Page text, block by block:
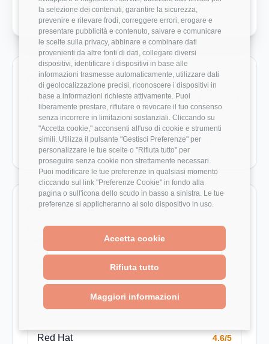
la selezione dei contenuti, garantire la sicurezza,
prevenire e rilevare frodi, correggere errori, erogare e
presentare pubblicità e contenuto, salvare e comunicare
le scelte sulla privacy, abbinare e combinare dati
provenienti da altre fonti di dati, collegare diversi
dispositivi, identificare i dispositivi in base alle
informazioni trasmesse automaticamente, utilizzare dati
di geolocalizzazione precisi, riconoscere i dispositivi in
base a informazioni richieste attivamente. Puoi
liberamente prestare, rifiutare o revocare il tuo consenso
senza incorrere in limitazioni sostanziali. Cliccando su
"Accetta cookie," acconsenti all'uso di cookie e strumenti
simili. Utilizza il pulsante "Gestisci Preferenze" per
personalizzare le tue scelte o "Rifiuta tutto" per
proseguire senza cookie non strettamente necessari.
Puoi modificare le tue preferenze in qualsiasi momento
cliccando sul link "Preferenze Cookie" in fondo alla
pagina o sull'icona dello scudo in basso a sinistra. Le tue
preferenze si applicheranno al solo dispositivo in uso.
Accetta cookie
Rifiuta tutto
Maggiori informazioni
Ruoli monitorati in Deda
Vai direttamente ai ruoli con dati disponibili e benchmark
salariali reali.
Project Manager 35.000 €
Aziende da confrontare
Pagine azienda utili per estendere il confronto su
stipendio, rating e recensioni.
Red Hat 4.6/5